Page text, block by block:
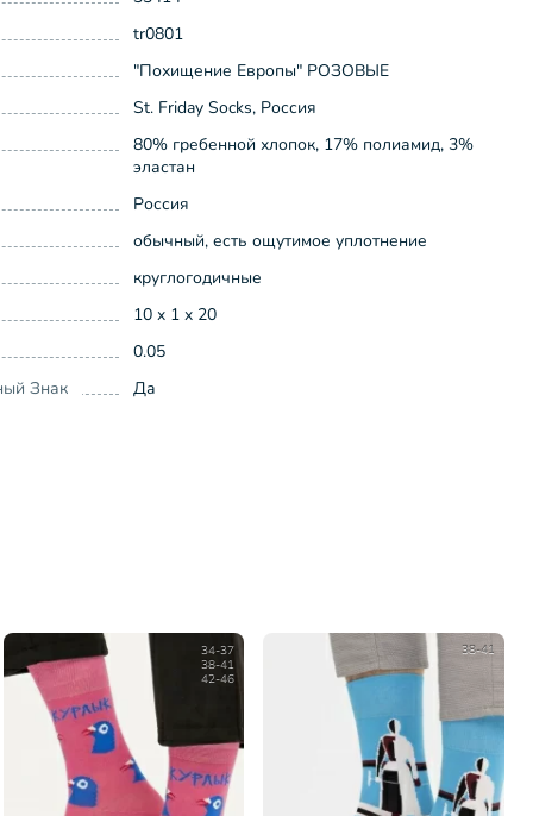
tr0801
"Похищение Европы" РОЗОВЫЕ
St. Friday Socks, Россия
80% гребенной хлопок, 17% полиамид, 3%
эластан
Россия
обычный, есть ощутимое уплотнение
круглогодичные
10 x 1 x 20
0.05
Знак
Да
34-37
38-41
42-46
38-41